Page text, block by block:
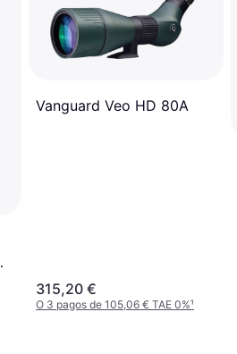
Vanguard Veo HD 80A
315,20 €
O 3 pagos de 105,06 € TAE 0%¹